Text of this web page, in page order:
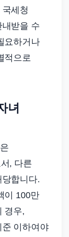
세청
받을 수
요하거나
적으로
녀
, 다른
합니다.
이 100만
경우,
이하여야